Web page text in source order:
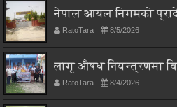
नेपाल आयल निगमको
RatoTara 8/5/2026
लागू औषध नियन्त्रणमा
RatoTara 8/4/2026